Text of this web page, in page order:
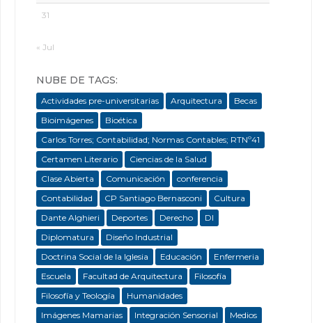
31
« Jul
NUBE DE TAGS:
Actividades pre-universitarias Arquitectura
Becas
Bioimágenes
Bioética
Carlos Torres; Contabilidad; Normas Contables; RTNº41
Certamen Literario
Ciencias de la Salud
Clase Abierta
Comunicación
conferencia
Contabilidad
CP Santiago Bernasconi
Cultura
Dante Alghieri
Deportes Derecho
DI
Diplomatura
Diseño Industrial
Doctrina Social de la Iglesia
Educación
Enfermeria
Escuela
Facultad de Arquitectura
Filosofía
Filosofía y Teología
Humanidades
Imágenes Mamarias
Integración Sensorial
Medios